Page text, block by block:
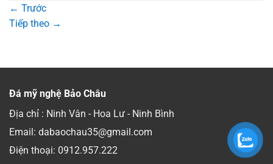
← Trước
Tiếp theo →
Đá mỹ nghệ Bảo Châu
Địa chỉ : Ninh Vân - Hoa Lư - Ninh Bình
Email: dabaochau35@gmail.com
Điện thoại: 0912.957.222